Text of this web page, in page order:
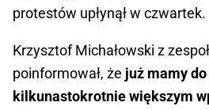
protestów upłynął w czwartek.
Krzysztof Michałowski z
poinformował, że już mamy
kilkunastokrotnie większym